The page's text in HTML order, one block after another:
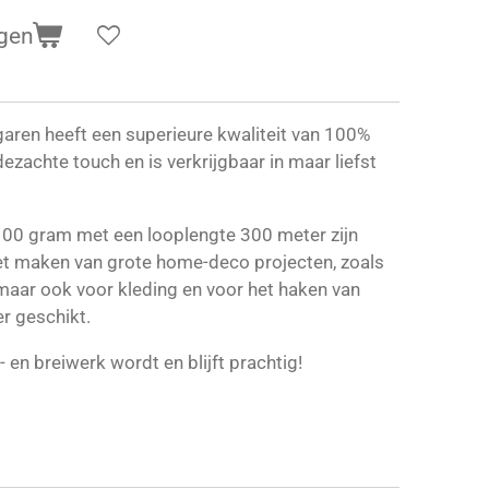
heeft een superieure kwaliteit van 100%
touch en is verkrijgbaar in maar liefst
gram met een looplengte 300 meter zijn
maken van grote home-deco projecten, zoals
ook voor kleding en voor het haken van
geschikt.
en breiwerk wordt en blijft prachtig!